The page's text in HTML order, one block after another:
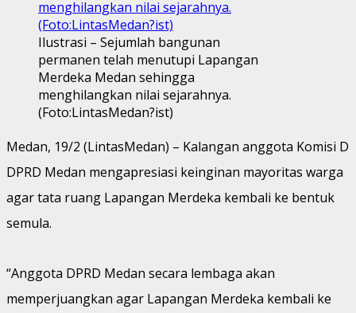
Ilustrasi – Sejumlah bangunan
permanen telah menutupi Lapangan
Merdeka Medan sehingga
menghilangkan nilai sejarahnya.
(Foto:LintasMedan?ist)
Medan, 19/2 (LintasMedan) – Kalangan anggota Komisi D
DPRD Medan mengapresiasi keinginan mayoritas warga
agar tata ruang Lapangan Merdeka kembali ke bentuk
semula.
“Anggota DPRD Medan secara lembaga akan
memperjuangkan agar Lapangan Merdeka kembali ke